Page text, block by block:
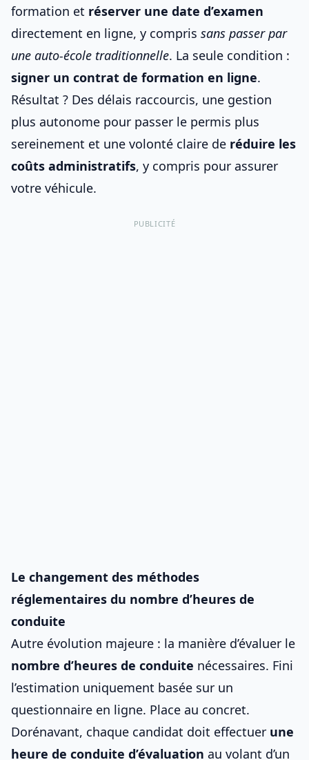
formation et réserver une date d’examen
directement en ligne, y compris sans passer par
une auto-école traditionnelle. La seule condition :
signer un contrat de formation en ligne.
Résultat ? Des délais raccourcis, une gestion
plus autonome pour passer le permis plus
sereinement et une volonté claire de réduire les
coûts administratifs, y compris pour assurer
votre véhicule.
PUBLICITÉ
Le changement des méthodes
réglementaires du nombre d’heures de
conduite
Autre évolution majeure : la manière d’évaluer le
nombre d’heures de conduite nécessaires. Fini
l’estimation uniquement basée sur un
questionnaire en ligne. Place au concret.
Dorénavant, chaque candidat doit effectuer une
heure de conduite d’évaluation au volant d’un